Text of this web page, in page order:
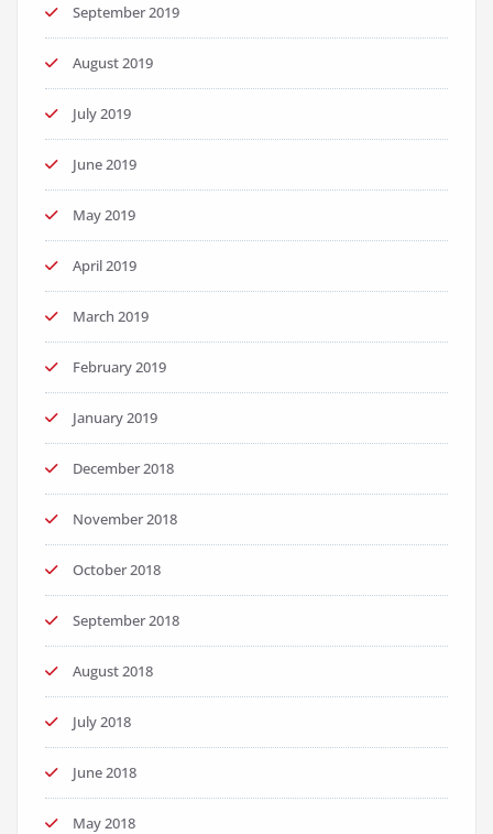
September 2019
August 2019
July 2019
June 2019
May 2019
April 2019
March 2019
February 2019
January 2019
December 2018
November 2018
October 2018
September 2018
August 2018
July 2018
June 2018
May 2018